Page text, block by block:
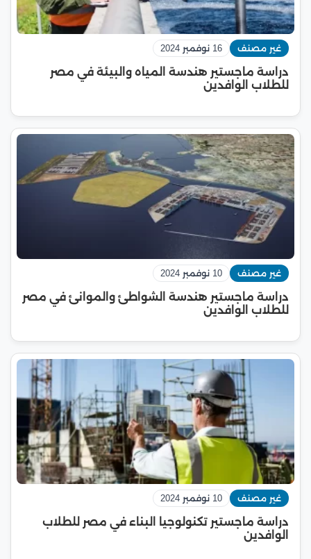
غير مصنف 16 نوفمبر 2024
دراسة ماجستير هندسة المياه والبيئة في مصر
للطلاب الوافدين
غير مصنف 10 نوفمبر 2024
دراسة ماجستير هندسة الشواطئ والموانئ في مصر
للطلاب الوافدين
غير مصنف 10 نوفمبر 2024
دراسة ماجستير تكنولوجيا البناء في مصر للطلاب
الوافدين